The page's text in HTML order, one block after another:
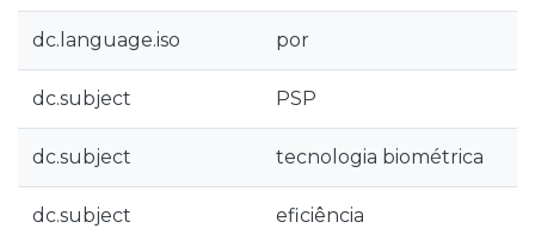
dc.language.iso por
dc.subject PSP
dc.subject tecnologia biométrica
dc.subject eficiência